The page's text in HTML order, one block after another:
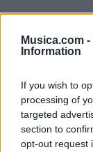
Musica.com -
Information
If you wish to
processing of
targeted
section to
opt-out request